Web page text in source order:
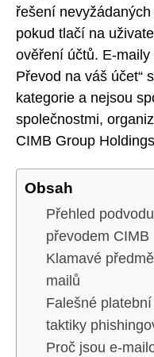
řešení
pokud tlačí na
ověření účtů. E-maily
Převod na váš účet“
kategorie a nejsou
společnostmi,
CIMB Group
Obsah
Přehled
převodem CIMB
Klamavé
mailů
Falešné
taktiky
Proč jsou e-